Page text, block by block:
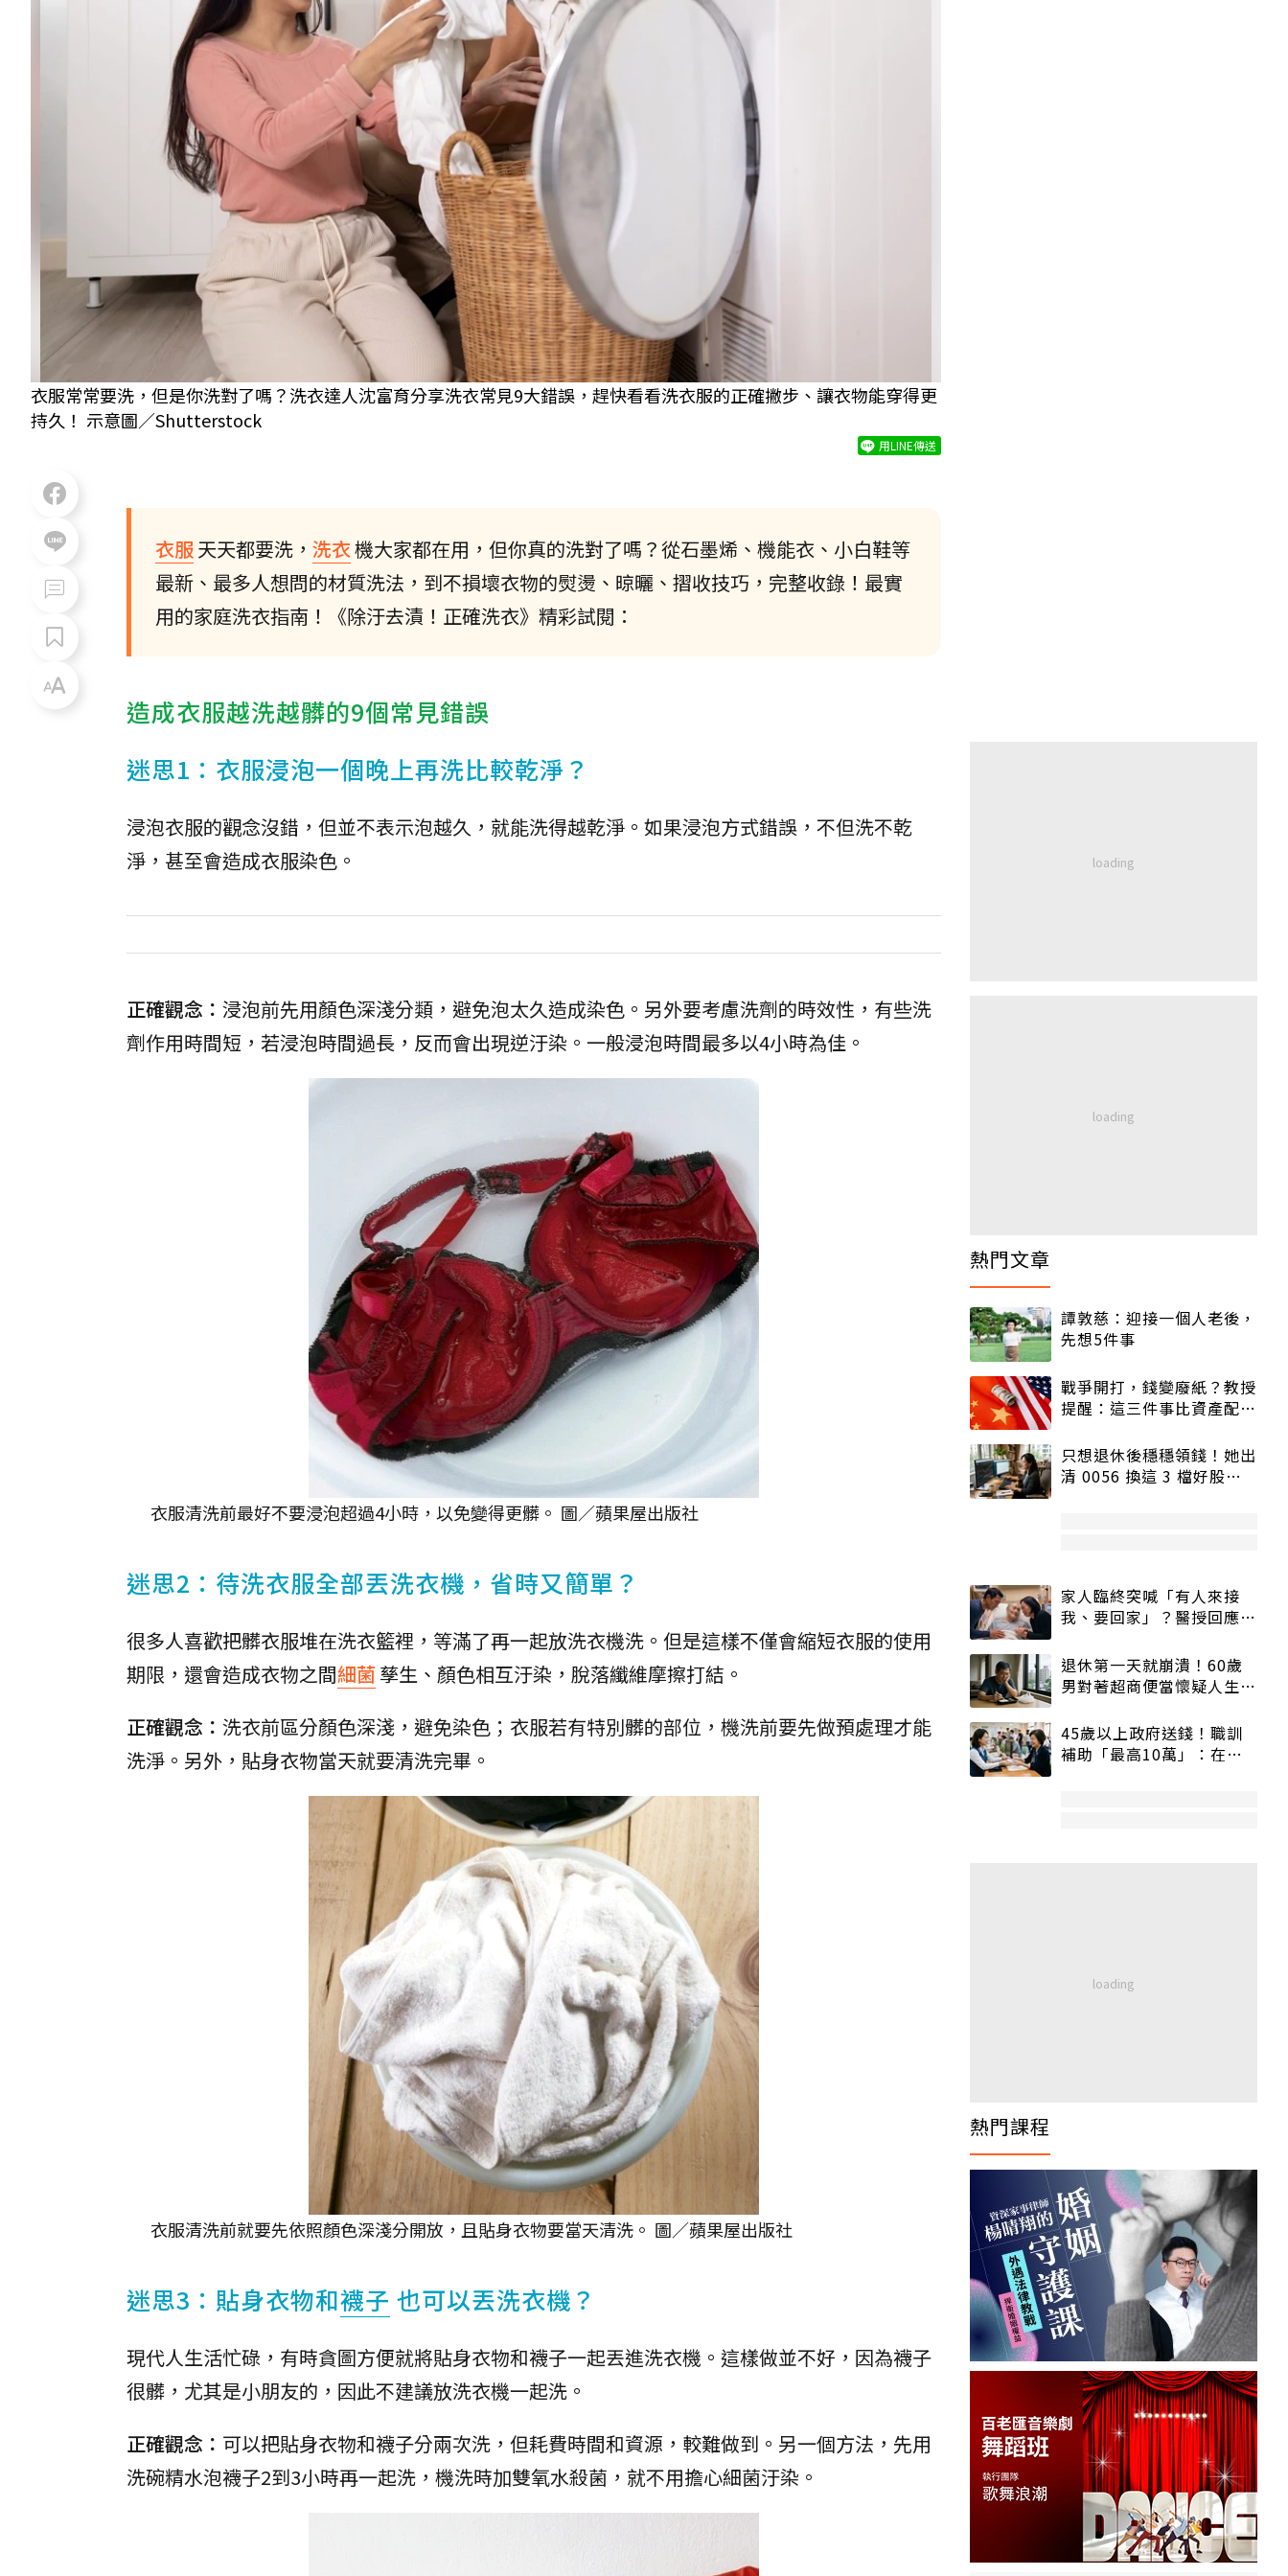
衣服常常要洗，但是你洗對了嗎？洗衣達人沈富育分享洗衣常見9大錯誤，趕快看看洗衣服的正確撇步、讓衣物能穿得更
持久！ 示意圖／Shutterstock
用LINE傳送
衣服天天都要洗， 洗衣機大家都在用，但你真的洗對了嗎？從石墨烯、機能衣、小白鞋等
最新、最多人想問的材質洗法，到不損壞衣物的熨燙、晾曬、摺收技巧，完整收錄！最實
用的家庭洗衣指南！《除汙去漬！正確洗衣》精彩試閱：
造成衣服越洗越髒的9個常見錯誤
迷思1：衣服浸泡一個晚上再洗比較乾淨？
浸泡衣服的觀念沒錯，但並不表示泡越久，就能洗得越乾淨。如果浸泡方式錯誤，不但洗不乾
淨，甚至會造成衣服染色。
正確觀念： 浸泡前先用顏色深淺分類，避免泡太久造成染色。另外要考慮洗劑的時效性，有些洗
劑作用時間短，若浸泡時間過長，反而會出現逆汙染。一般浸泡時間最多以4小時為佳。
衣服清洗前最好不要浸泡超過4小時，以免變得更髒。 圖／蘋果屋出版社
迷思2：待洗衣服全部丟洗衣機，省時又簡單？
很多人喜歡把髒衣服堆在洗衣籃裡，等滿了再一起放洗衣機洗。但是這樣不僅會縮短衣服的使用
期限，還會造成衣物之間細菌孳生、顏色相互汙染，脫落纖維摩擦打結。
正確觀念： 洗衣前區分顏色深淺，避免染色；衣服若有特別髒的部位，機洗前要先做預處理才能
洗淨。另外，貼身衣物當天就要清洗完畢。
衣服清洗前就要先依照顏色深淺分開放，且貼身衣物要當天清洗。 圖／蘋果屋出版社
迷思3：貼身衣物和襪子 也可以丟洗衣機？
現代人生活忙碌，有時貪圖方便就將貼身衣物和襪子一起丟進洗衣機。這樣做並不好，因為襪子
很髒，尤其是小朋友的，因此不建議放洗衣機一起洗。
正確觀念： 可以把貼身衣物和襪子分兩次洗，但耗費時間和資源，較難做到。另一個方法，先用
洗碗精水泡襪子2到3小時再一起洗，機洗時加雙氧水殺菌，就不用擔心細菌汙染。
熱門文章
譚敦慈：迎接一個人老後，
先想5件事
戰爭開打，錢變廢紙？教授
提醒：這三件事比資產配置
只想退休後穩穩領錢！她出
清 0056 換這 3 檔好股：
家人臨終突喊「有人來接
我、要回家」？醫授回應方
退休第一天就崩潰！60歲
男對著超商便當懷疑人生
45歲以上政府送錢！職訓
補助「最高10萬」：在
熱門課程